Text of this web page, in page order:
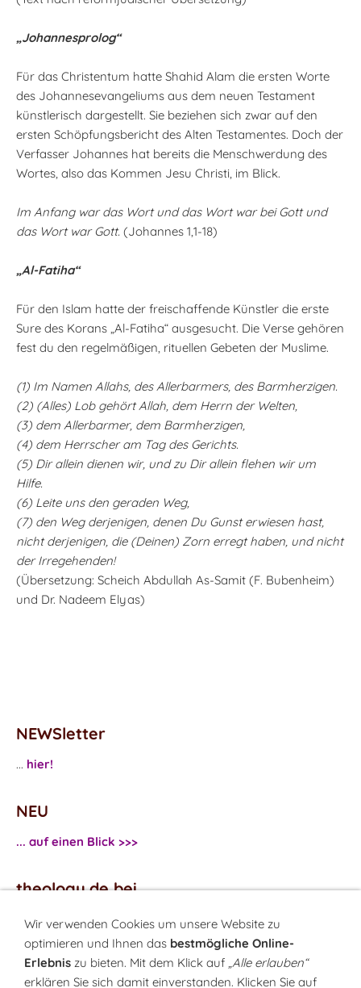
„Johannesprolog“
Für das Christentum hatte Shahid Alam die ersten Worte
des Johannesevangeliums aus dem neuen Testament
künstlerisch dargestellt. Sie beziehen sich zwar auf den
ersten Schöpfungsbericht des Alten Testamentes. Doch der
Verfasser Johannes hat bereits die Menschwerdung des
Wortes, also das Kommen Jesu Christi, im Blick.
Im Anfang war das Wort und das Wort war bei Gott und
das Wort war Gott. (Johannes 1,1-18)
„Al-Fatiha“
Für den Islam hatte der freischaffende Künstler die erste
Sure des Korans „Al-Fatiha“ ausgesucht. Die Verse gehören
fest du den regelmäßigen, rituellen Gebeten der Muslime.
(1) Im Namen Allahs, des Allerbarmers, des Barmherzigen.
(2) (Alles) Lob gehört Allah, dem Herrn der Welten,
(3) dem Allerbarmer, dem Barmherzigen,
(4) dem Herrscher am Tag des Gerichts.
(5) Dir allein dienen wir, und zu Dir allein flehen wir um
Hilfe.
(6) Leite uns den geraden Weg,
(7) den Weg derjenigen, denen Du Gunst erwiesen hast,
nicht derjenigen, die (Deinen) Zorn erregt haben, und nicht
der Irregehenden!
(Übersetzung: Scheich Abdullah As-Samit (F. Bubenheim)
und Dr. Nadeem Elyas)
NEWSletter
... hier!
NEU
... auf einen Blick >>>
theology.de bei
...Facebook
...Twitter
Wir verwenden Cookies um unsere Website zu
optimieren und Ihnen das bestmögliche Online-
Erlebnis zu bieten. Mit dem Klick auf „Alle erlauben“
erklären Sie sich damit einverstanden. Klicken Sie auf